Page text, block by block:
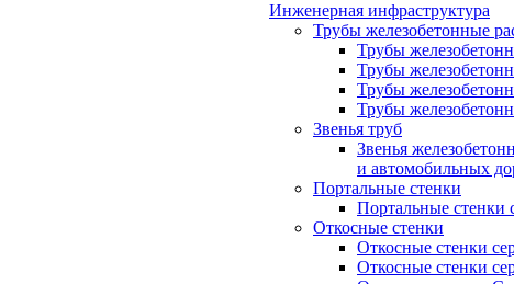
Инженерная инфраструктура
Трубы железобетонные
Трубы
Трубы
Трубы
Трубы
Звенья труб
Звенья
и автомобильных
Портальные стенки
Портальные стенки
Откосные стенки
Откосные стенки
Откосные стенки